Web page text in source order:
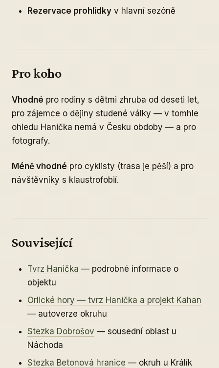
Rezervace prohlídky v hlavní sezóně
Pro koho
Vhodné pro rodiny s dětmi zhruba od deseti let,
pro zájemce o dějiny studené války — v tomhle
ohledu Hanička nemá v Česku obdoby — a pro
fotografy.
Méně vhodné pro cyklisty (trasa je pěší) a pro
návštěvníky s klaustrofobií.
Související
Tvrz Hanička — podrobné informace o
objektu
Orlické hory — tvrz Hanička a projekt Kahan
— autoverze okruhu
Stezka Dobrošov — sousední oblast u
Náchoda
Stezka Betonová hranice — okruh u Králík